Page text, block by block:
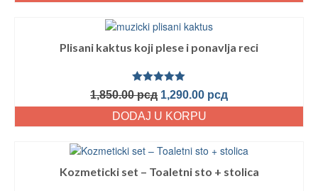
Plisani kaktus koji plese i ponavlja reci
Ocenjeno
sa5.00od
5
1,850.00рсд 1,290.00 рсд
DODAJ U KORPU
Kozmeticki set – Toaletni sto + stolica